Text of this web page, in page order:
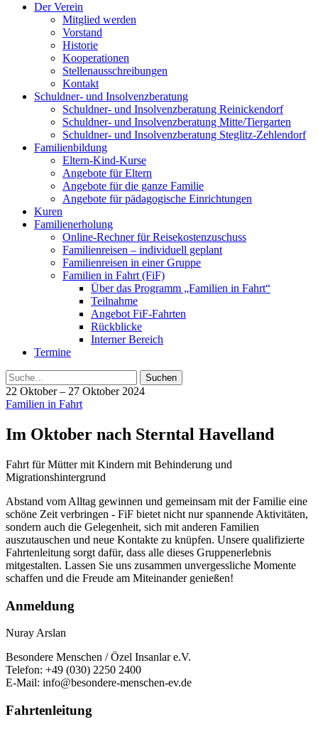
Der Verein
Mitglied werden
Vorstand
Historie
Kooperationen
Stellenausschreibungen
Kontakt
Schuldner- und Insolvenzberatung
Schuldner- und Insolvenzberatung Reinickendorf
Schuldner- und Insolvenzberatung Mitte/Tiergarten
Schuldner- und Insolvenzberatung Steglitz-Zehlendorf
Familienbildung
Eltern-Kind-Kurse
Angebote für Eltern
Angebote für die ganze Familie
Angebote für pädagogische Einrichtungen
Kuren
Familienerholung
Online-Rechner für Reisekostenzuschuss
Familienreisen – individuell geplant
Familienreisen in einer Gruppe
Familien in Fahrt (FiF)
Über das Programm „Familien in Fahrt“
Teilnahme
Angebot FiF-Fahrten
Rückblicke
Interner Bereich
Termine
Suche
22 Oktober – 27 Oktober 2024
Familien in Fahrt
Im Oktober nach Sterntal Havelland
Fahrt für Mütter mit Kindern mit Behinderung und
Migrationshintergrund
Abstand vom Alltag gewinnen und gemeinsam mit der Familie eine
schöne Zeit verbringen - FiF bietet nicht nur spannende Aktivitäten,
sondern auch die Gelegenheit, sich mit anderen Familien
auszutauschen und neue Kontakte zu knüpfen. Unsere qualifizierte
Fahrtenleitung sorgt dafür, dass alle dieses Gruppenerlebnis
mitgestalten. Lassen Sie uns zusammen unvergessliche Momente
schaffen und die Freude am Miteinander genießen!
Anmeldung
Nuray Arslan
Besondere Menschen / Özel Insanlar e.V.
Telefon: +49 (030) 2250 2400
E-Mail: info@besondere-menschen-ev.de
Fahrtenleitung